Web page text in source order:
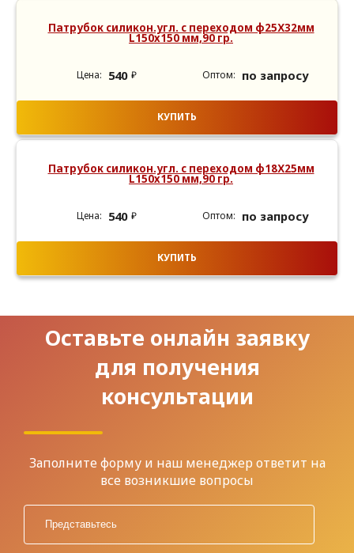
Патрубок силикон.угл. с переходом ф25Х32мм
L150х150 мм,90 гр.
540 ₽ по запросу
КУПИТЬ
Патрубок силикон.угл. с переходом ф18Х25мм
L150х150 мм,90 гр.
540 ₽ по запросу
КУПИТЬ
Оставьте онлайн заявку
для получения
консультации
Заполните форму и наш менеджер ответит на
все возникшие вопросы